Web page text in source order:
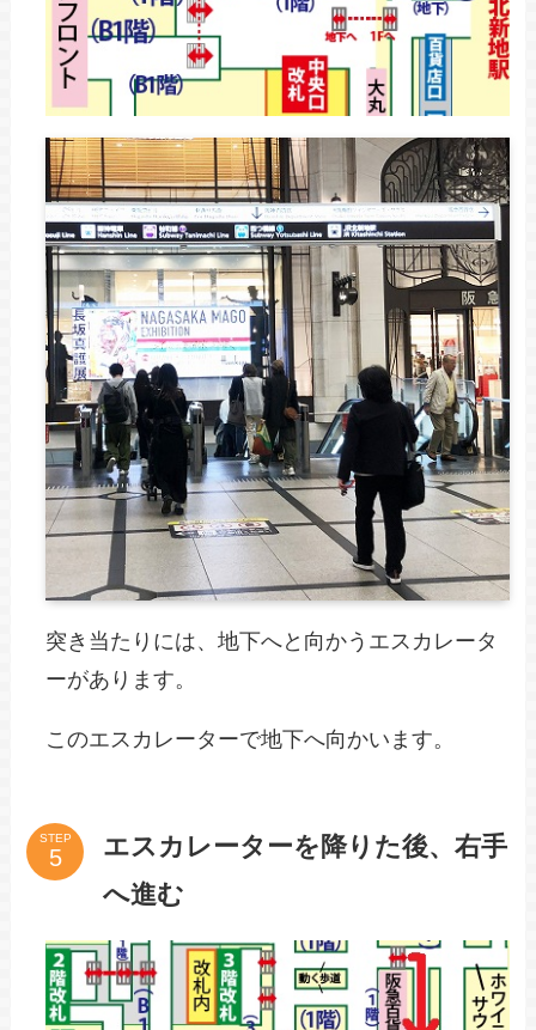
突き当たりには、地下へと向かうエスカレータ
ーがあります。
このエスカレーターで地下へ向かいます。
STEP
エスカレーターを降りた後、右手
へ進む